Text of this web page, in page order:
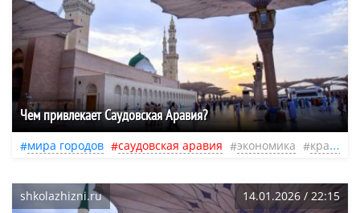
​Чем привлекает Саудовская Аравия?
мира городов саудовская аравия экономика красота
shkolazhizni.ru 14.01.2026 / 22:15